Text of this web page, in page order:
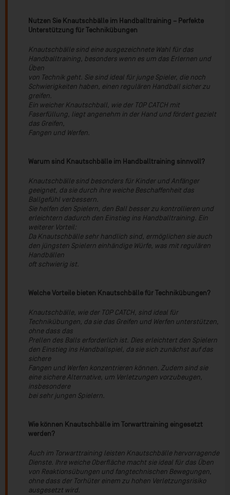
Nutzen Sie Knautschbälle im Handballtraining – Perfekte
Unterstützung für Technikübungen
Knautschbälle sind eine ausgezeichnete Wahl für das
Handballtraining, besonders wenn es um das Erlernen und
Üben
von Technik geht. Sie sind ideal für junge Spieler, die noch
Schwierigkeiten haben, einen regulären Handball sicher zu
greifen.
Ein weicher Knautschball, wie der TOP CATCH mit
Faserfüllung, liegt angenehm in der Hand und fördert gezielt
das Greifen,
Fangen und Werfen.
Warum sind Knautschbälle im Handballtraining sinnvoll?
Knautschbälle sind besonders für Kinder und Anfänger
geeignet, da sie durch ihre weiche Beschaffenheit das
Ballgefühl verbessern.
Sie helfen den Spielern, den Ball besser zu kontrollieren und
erleichtern dadurch den Einstieg ins Handballtraining. Ein
weiterer Vorteil:
Da Knautschbälle sehr handlich sind, ermöglichen sie auch
den jüngsten Spielern einhändige Würfe, was mit regulären
Handbällen
oft schwierig ist.
Welche Vorteile bieten Knautschbälle für Technikübungen?
Knautschbälle, wie der TOP CATCH, sind ideal für
Technikübungen, da sie das Greifen und Werfen unterstützen,
ohne dass das
Prellen des Balls erforderlich ist. Dies erleichtert den Spielern
den Einstieg ins Handballspiel, da sie sich zunächst auf das
sichere
Fangen und Werfen konzentrieren können. Zudem sind sie
eine sichere Alternative, um Verletzungen vorzubeugen,
insbesondere
bei sehr jungen Spielern.
Wie können Knautschbälle im Torwarttraining eingesetzt
werden?
Auch im Torwarttraining leisten Knautschbälle hervorragende
Dienste. Ihre weiche Oberfläche macht sie ideal für das Üben
von Reaktionsübungen und fangtechnischen Bewegungen,
ohne dass der Torhüter einem zu hohen Verletzungsrisiko
ausgesetzt wird.